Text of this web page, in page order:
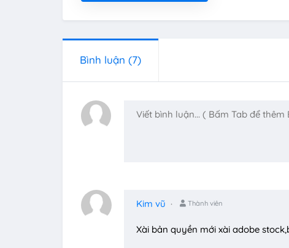
Bình luận (7)
Kim vũ Thành viên
Xài bản quyền mới xài adobe